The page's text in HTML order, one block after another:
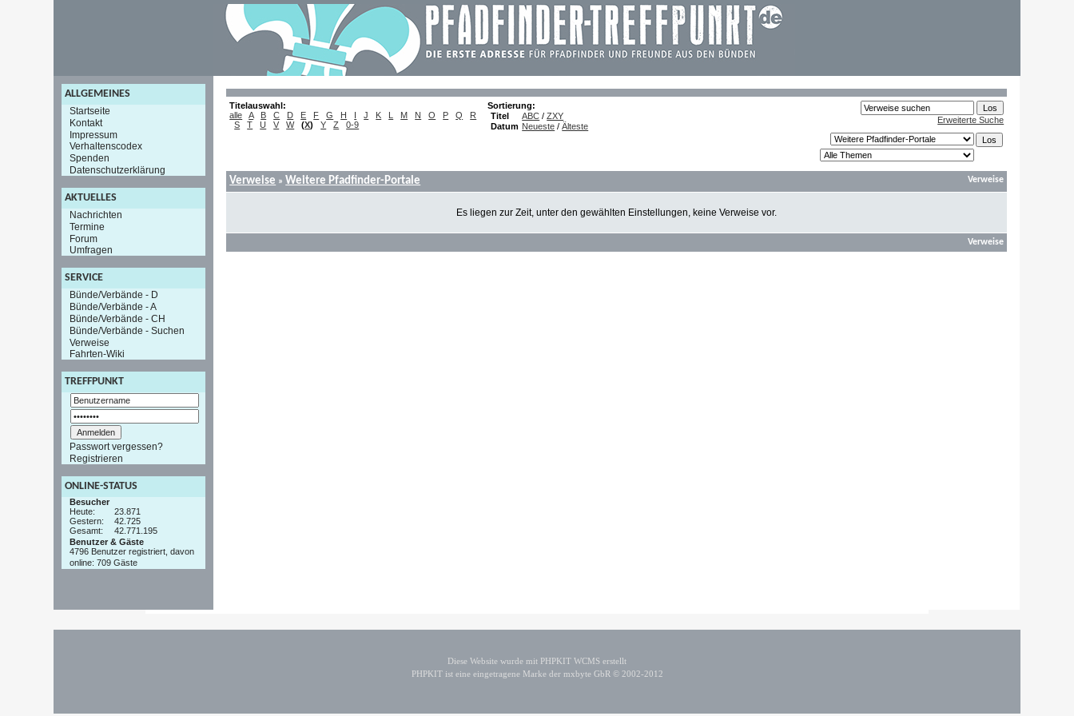
ALLGEMEINES
Startseite
Kontakt
Impressum
Verhaltenscodex
Spenden
Datenschutzerklärung
AKTUELLES
Nachrichten
Termine
Forum
Umfragen
SERVICE
Bünde/Verbände - D
Bünde/Verbände - A
Bünde/Verbände - CH
Bünde/Verbände - Suchen
Verweise
Fahrten-Wiki
TREFFPUNKT
Passwort vergessen?
Registrieren
ONLINE-STATUS
Besucher
Heute:
23.871
Gestern:
42.725
Gesamt:
42.771.195
Benutzer & Gäste
4796 Benutzer registriert, davon
online: 709 Gäste
Titelauswahl:
alle
A B C D E F G H I J K L M N O P Q
R
S
T U V W (X) Y Z 0-9
Sortierung:
Titel
ABC /ZXY
Datum Neueste /Älteste
Erweiterte Suche
Verweise » Weitere Pfadfinder-Portale Verweise
Es liegen zur Zeit, unter den gewählten Einstellungen, keine Verweise vor.
Verweise
Diese Website wurde mit PHPKIT WCMS erstellt
PHPKIT ist eine eingetragene Marke der mxbyte GbR © 2002-2012